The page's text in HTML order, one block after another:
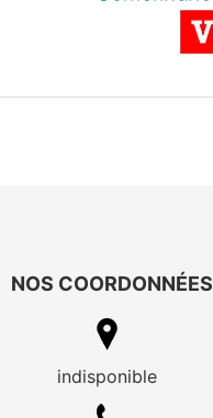
NOS COORDONNÉES
indisponible